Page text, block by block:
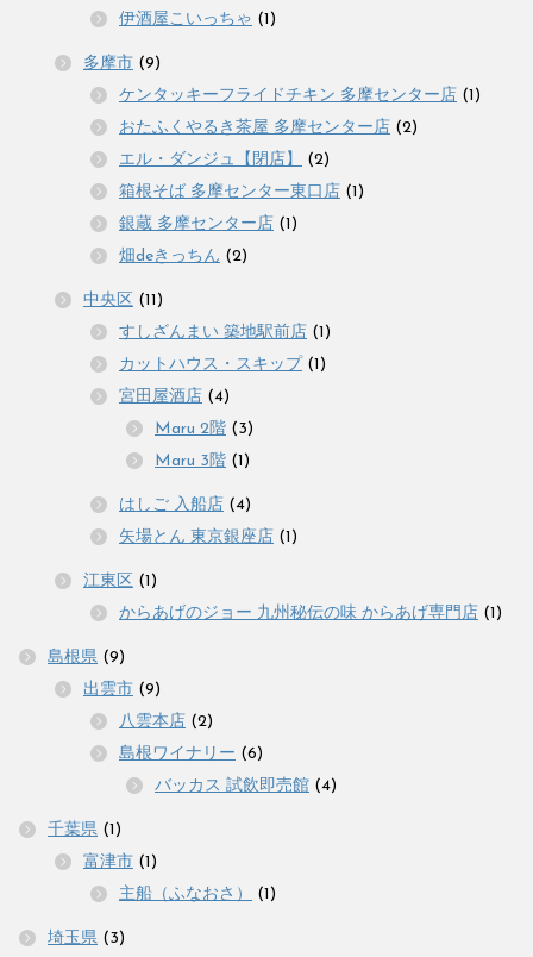
伊酒屋こいっちゃ (1)
多摩市 (9)
ケンタッキーフライドチキン 多摩センター店 (1)
おたふくやるき茶屋 多摩センター店 (2)
エル・ダンジュ【閉店】
(2)
箱根そば 多摩センター東口店 (1)
銀蔵 多摩センター店 (1)
畑deきっちん (2)
中央区 (11)
すしざんまい 築地駅前店 (1)
カットハウス・スキップ (1)
宮田屋酒店 (4)
Maru 2階 (3)
Maru 3階 (1)
はしご 入船店 (4)
矢場とん 東京銀座店 (1)
江東区 (1)
からあげのジョー 九州秘伝の味 からあげ専門店 (1)
島根県 (9)
出雲市 (9)
八雲本店 (2)
島根ワイナリー (6)
バッカス 試飲即売館 (4)
千葉県 (1)
富津市 (1)
主船（ふなおさ）
(1)
埼玉県 (3)